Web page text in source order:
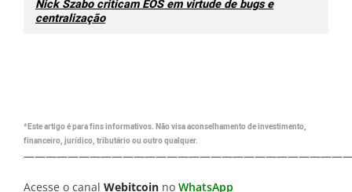
Nick Szabo criticam EOS em virtude de bugs e
centralização
*Este artigo é para fins informativos. Não visa aconselhamento de investimento,
financeiro, jurídico, tributário ou outro qualquer.
Acesse o canal Webitcoin no WhatsApp